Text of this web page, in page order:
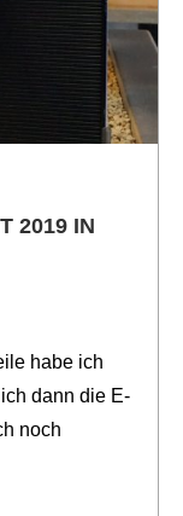
2019 IN
habe ich
dann die E-
noch